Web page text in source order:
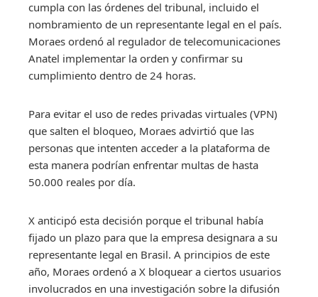
cumpla con las órdenes del tribunal, incluido el
nombramiento de un representante legal en el país.
Moraes ordenó al regulador de telecomunicaciones
Anatel implementar la orden y confirmar su
cumplimiento dentro de 24 horas.
Para evitar el uso de redes privadas virtuales (VPN)
que salten el bloqueo, Moraes advirtió que las
personas que intenten acceder a la plataforma de
esta manera podrían enfrentar multas de hasta
50.000 reales por día.
X anticipó esta decisión porque el tribunal había
fijado un plazo para que la empresa designara a su
representante legal en Brasil. A principios de este
año, Moraes ordenó a X bloquear a ciertos usuarios
involucrados en una investigación sobre la difusión